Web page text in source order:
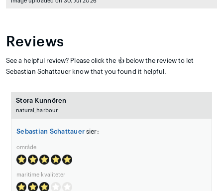
Reviews
See a helpful review? Please click the 👍 below the review to let
Sebastian Schattauer know that you found it helpful.
Stora Kunnören
natural_harbour
Sebastian Schattauer sier:
område
maritime kvaliteter